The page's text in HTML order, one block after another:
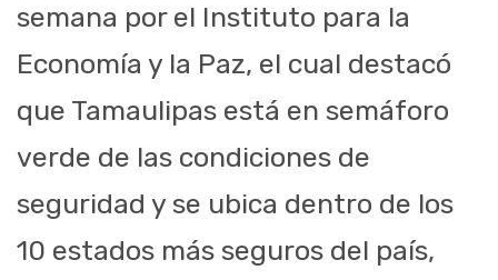
semana por el Instituto para la
Economía y la Paz, el cual destacó
que Tamaulipas está en semáforo
verde de las condiciones de
seguridad y se ubica dentro de los
10 estados más seguros del país,